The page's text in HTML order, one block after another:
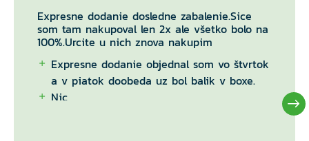
Expresne dodanie dosledne zabalenie.Sice
som tam nakupoval len 2x ale všetko bolo na
100%.Urcite u nich znova nakupim
Expresne dodanie objednal som vo štvrtok
a v piatok doobeda uz bol balik v boxe.
Nic